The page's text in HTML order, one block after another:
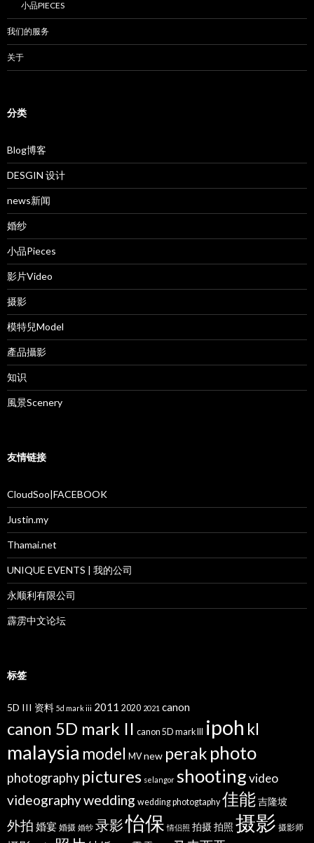
小品PIECES
我们的服务
关于
分类
Blog博客
DESGIN 设计
news新闻
婚纱
小品Pieces
影片Video
摄影
模特兒Model
產品攝影
知识
風景Scenery
友情链接
CloudSoo|FACEBOOK
Justin.my
Thamai.net
UNIQUE EVENTS | 我的公司
永顺利有限公司
霹雳中文论坛
标签
5D III 资料 5d mark iii 2011 2020 2021 canon
canon 5D mark II canon 5D mark III ipoh kl
malaysia model MV new perak photo
photography pictures selangor shootingvideo
videographywedding wedding photogtaphy 佳能吉隆坡
外拍 婚宴 婚摄 婚纱 录影怡保 情侣照 拍摄拍照 摄影 摄影师